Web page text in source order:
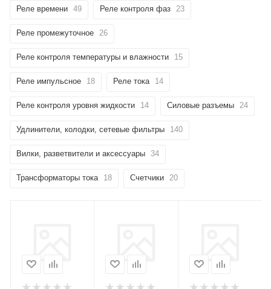
Реле времени 49 Реле контроля фаз 23
Реле промежуточное 26
Реле контроля температуры и влажности 15
Реле импульсное 18 Реле тока 14
Реле контроля уровня жидкости 14 Силовые разъемы 24
Удлинители, колодки, сетевые фильтры 140
Вилки, разветвители и аксессуары 34
Трансформаторы тока 18 Счетчики 20